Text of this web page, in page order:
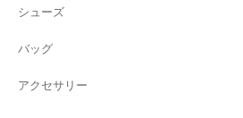
シューズ
バッグ
アクセサリー